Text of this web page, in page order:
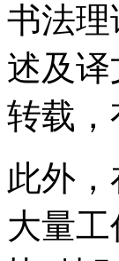
书法
述及
转载
此外
大量